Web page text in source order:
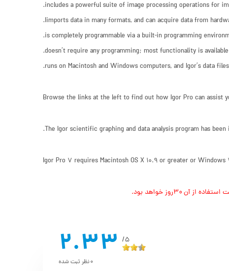
includes a powerful suite of image processing operations for
Iimports data in many formats, and can acquire data from
is completely programmable via a built-in programming
doesn’t require any programming; most functionality is
runs on Macintosh and Windows computers, and Igor’s data
Browse the links at the left to find out how Igor Pro can
The Igor scientific graphing and data analysis program has
Igor Pro 7 requires Macintosh OS X 10.9 or greater or
۳۰روز خواهد بود.
5/
2.33
0نظر ثبت شده